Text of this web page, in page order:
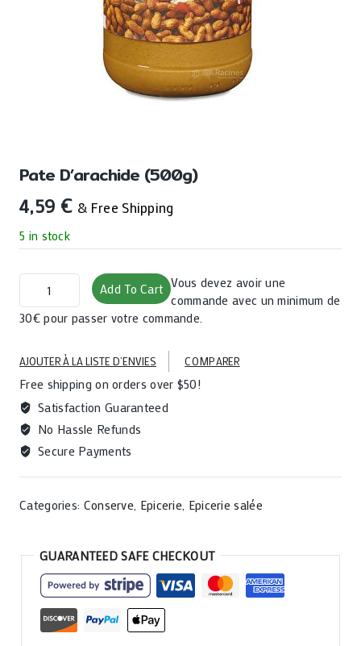
Pate D’arachide (500g)
4,59 € & Free Shipping
5 in stock
Pate
d'arachide
(500g)
Add To Cart Vous devez avoir une
commande avec un minimum de
30€ pour passer votre commande.
AJOUTER À LA LISTE D’ENVIES COMPARER
Free shipping on orders over $50!
Satisfaction Guaranteed
No Hassle Refunds
Secure Payments
Categories: Conserve Epicerie Epicerie salée
GUARANTEED SAFE CHECKOUT